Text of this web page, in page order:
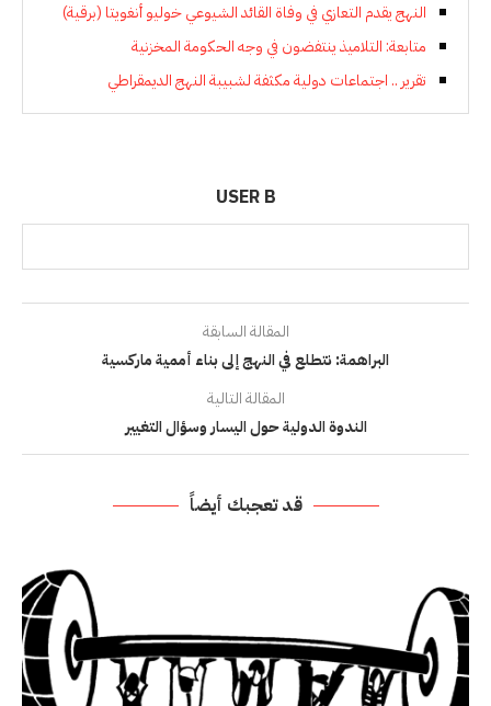
النهج يقدم التعازي في وفاة القائد الشيوعي خوليو أنغويتا (برقية)
متابعة: التلاميذ ينتفضون في وجه الحكومة المخزنية
تقرير .. اجتماعات دولية مكثفة لشبيبة النهج الديمقراطي
USER B
المقالة السابقة
البراهمة: نتطلع في النهج إلى بناء أممية ماركسية
المقالة التالية
الندوة الدولية حول اليسار وسؤال التغيير
قد تعجبك أيضاً